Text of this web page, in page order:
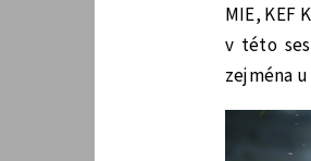
MIE, KEF
v této
zejména